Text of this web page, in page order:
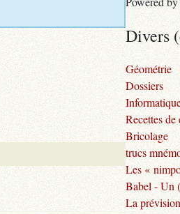
Divers
Géométrie
Dossiers
Recettes de
Bricolage
trucs
Les «
Babel - Un
La